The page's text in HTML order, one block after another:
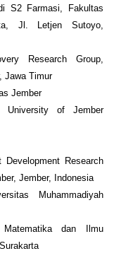
S2 Farmasi, Fakultas
Jl. Letjen Sutoyo,
Research Group,
Jawa Timur
Jember
University of Jember
Development Research
Jember, Indonesia
Muhammadiyah
dan Ilmu